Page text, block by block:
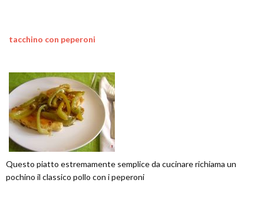
tacchino con peperoni
Questo piatto estremamente semplice da cucinare richiama un
pochino il classico pollo con i peperoni